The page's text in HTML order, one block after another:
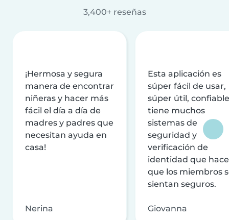
3,400+ reseñas
¡Hermosa y segura
manera de encontrar
niñeras y hacer más
fácil el día a día de
madres y padres que
necesitan ayuda en
casa!
Nerina
Esta aplicación es
súper fácil de usar,
súper útil,
tiene muchos
sistemas de
seguridad y
verificación de
identidad que
que los miembros
sientan seguros.
Giovanna